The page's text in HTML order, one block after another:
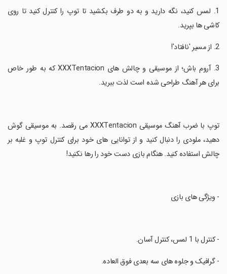
‏1. لمس کنید، نگه دارید و به دو طرف بکشید تا توپ را کنترل کنید تا روی
کاشی ها بپرید.
‏3. آروم باش؛ از موسیقی و چالش های XXXTentacion که به طور خاص
برای هر آهنگ طراحی شده است لذت ببرید.
‏توپ با ضرب آهنگ موسیقی XXXTentacion می رقصد. به موسیقی گوش
دهید، ملودی را دنبال کنید و از توانایی های خود برای کنترل توپ و غلبه بر
چالش استفاده کنید. هنگام بازی دست خود را رها نکنید!
‏- ویژگی های بازی
‏- کنترل با 1 لمس، کنترل آسان.
‏- گرافیک و جلوه های سه بعدی فوق العاده.